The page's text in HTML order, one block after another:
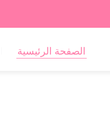
الصفحة الرئيسية